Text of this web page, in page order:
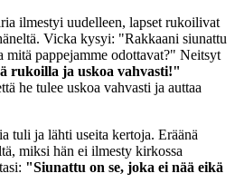
ilmestyi uudelleen, lapset rukoilivat
Vicka kysyi: "Rakkaani siunattu
mitä pappejamme odottavat?" Neitsyt
rukoilla ja uskoa vahvasti!"
he tulee uskoa vahvasti ja auttaa
tuli ja lähti useita kertoja. Eräänä
miksi hän ei ilmesty kirkossa
"Siunattu on se, joka ei nää eikä